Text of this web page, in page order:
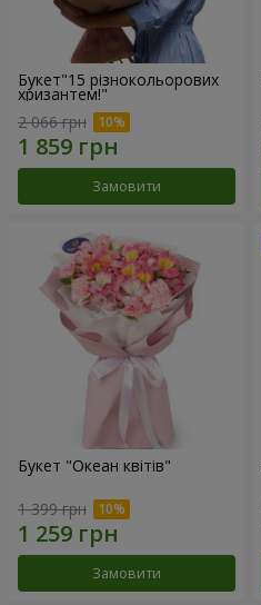
Букет"15 різнокольорових
хризантем!"
2 066 грн
Замовити
Букет "Океан квітів"
1 399 грн
Замовити